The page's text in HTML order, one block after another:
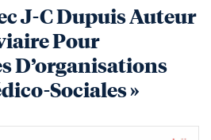
J-C Dupuis Auteur
Pour
D’organisations
Sociales »